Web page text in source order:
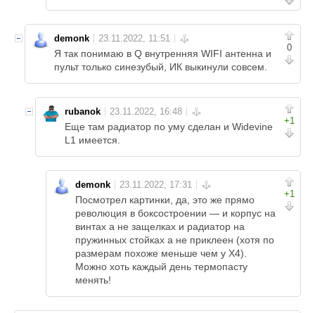
0
demonk
Я так понимаю в Q внутренняя WIFI антенна и
пульт только синезубый, ИК выкинули совсем.
+1
rubanok
Еще там радиатор по уму сделан и Widevine
L1 имеется.
+1
demonk
Посмотрел картинки, да, это же прямо
революция в боксостроении — и корпус на
винтах а не защелках и радиатор на
пружинных стойках а не приклеен (хотя по
размерам похоже меньше чем у X4).
Можно хоть каждый день термопасту
менять!